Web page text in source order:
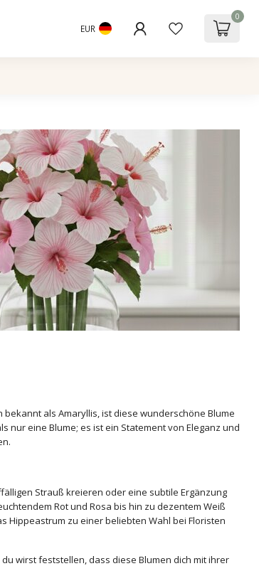
EUR
0
bekannt als Amaryllis, ist diese wunderschöne Blume
nur eine Blume; es ist ein Statement von Eleganz und
Strauß kreieren oder eine subtile Ergänzung
Rot und Rosa bis hin zu dezentem Weiß
Hippeastrum zu einer beliebten Wahl bei Floristen
wirst feststellen, dass diese Blumen dich mit ihrer